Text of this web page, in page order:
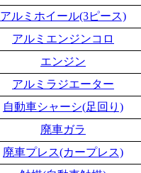
アルミホイール(3ピース)
アルミエンジンコロ
エンジン
アルミラジエーター
自動車シャーシ(足回り)
廃車ガラ
廃車プレス(カープレス)